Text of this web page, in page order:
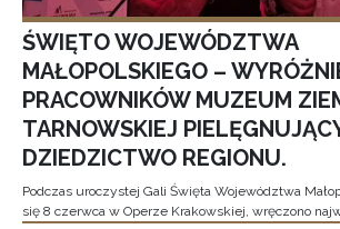
ŚWIĘTO WOJEWÓDZTWA
MAŁOPOLSKIEGO –
PRACOWNIKÓW MUZEUM
TARNOWSKIEJ
DZIEDZICTWO REGIONU.
Podczas uroczystej Gali Święta Województwa
się 8 czerwca w Operze Krakowskiej, wręczono